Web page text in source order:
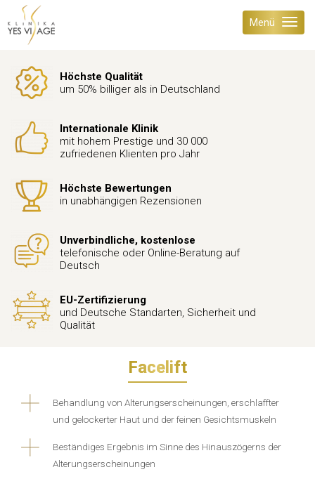
Menü
Höchste Qualität
um 50% billiger als in Deutschland
Internationale Klinik
mit hohem Prestige und 30 000
zufriedenen Klienten pro Jahr
Höchste Bewertungen
in unabhängigen Rezensionen
Unverbindliche, kostenlose
telefonische oder Online-Beratung auf
Deutsch
EU-Zertifizierung
und Deutsche Standarten, Sicherheit und
Qualität
Facelift
Behandlung von Alterungserscheinungen, erschlaffter
und gelockerter Haut und der feinen Gesichtsmuskeln
Beständiges Ergebnis im Sinne des Hinauszögerns der
Alterungserscheinungen